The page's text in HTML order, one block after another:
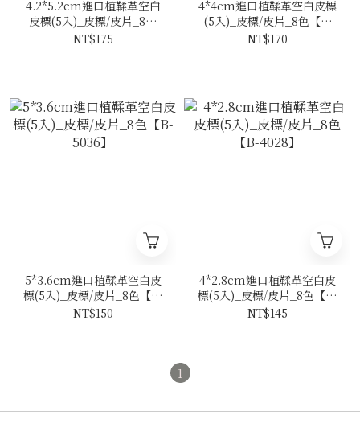
4.2*5.2cm進口植鞣革空白
皮標(5入)_皮標/皮片_8色
【T-4252】
NT$175
4*4cm進口植鞣革空白皮標
(5入)_皮標/皮片_8色【T-
40】
NT$170
5*3.6cm進口植鞣革空白皮
標(5入)_皮標/皮片_8色【B-
5036】
NT$150
4*2.8cm進口植鞣革空白皮
標(5入)_皮標/皮片_8色【B-
4028】
NT$145
1